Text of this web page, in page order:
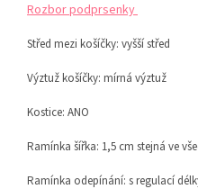
Rozbor podprsenky
Střed mezi košíčky: vyšší střed
Výztuž košíčky: mírná výztuž
Kostice: ANO
Ramínka šířka: 1,5 cm stejná ve
Ramínka odepínání: s regulací